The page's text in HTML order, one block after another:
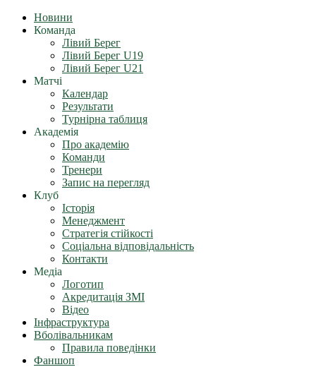
Новини
Команда
Лівий Берег
Лівий Берег U19
Лівий Берег U21
Матчі
Календар
Результати
Турнірна таблиця
Академія
Про академію
Команди
Тренери
Запис на перегляд
Клуб
Історія
Менеджмент
Стратегія стійкості
Соціальна відповідальність
Контакти
Медіа
Логотип
Акредитація ЗМІ
Відео
Інфраструктура
Вболівальникам
Правила поведінки
Фаншоп